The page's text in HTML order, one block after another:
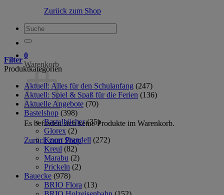
Zurück zum Shop
Suche
nach:
0
Warenkorb
Es befinden sich keine Produkte im Warenkorb.
Zurück zum Shop
Filter
Produktkategorien
Aktuell: Alles für den Schulanfang (247)
Aktuell: Spiel & Spaß für die Ferien (136)
Aktuelle Angebote (70)
Bastelshop (398)
Bastelbücher (35)
Glorex (2)
Knorr Prandell (272)
Kreul (82)
Marabu (2)
Prickeln (2)
Bauecke (978)
BRIO Flora (13)